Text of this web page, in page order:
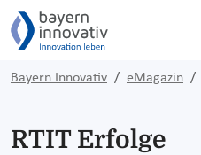
Bayern Innovativ eMagazin
RTIT Erfolge